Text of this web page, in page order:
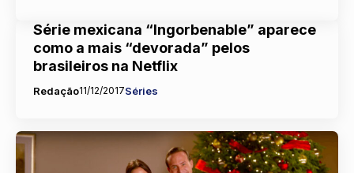
Série mexicana “Ingorbenable” aparece
como a mais “devorada” pelos
brasileiros na Netflix
Redação11/12/2017Séries